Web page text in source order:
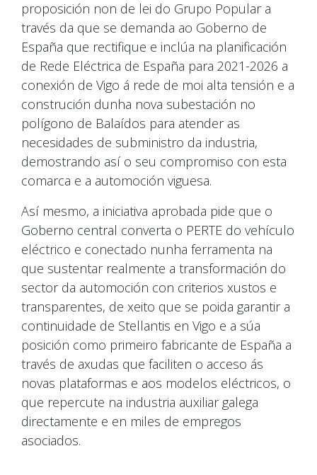
proposición non de lei do Grupo Popular a
través da que se demanda ao Goberno de
España que rectifique e inclúa na planificación
de Rede Eléctrica de España para 2021-2026 a
conexión de Vigo á rede de moi alta tensión e a
construción dunha nova subestación no
polígono de Balaídos para atender as
necesidades de subministro da industria,
demostrando así o seu compromiso con esta
comarca e a automoción viguesa.
Así mesmo, a iniciativa aprobada pide que o
Goberno central converta o PERTE do vehículo
eléctrico e conectado nunha ferramenta na
que sustentar realmente a transformación do
sector da automoción con criterios xustos e
transparentes, de xeito que se poida garantir a
continuidade de Stellantis en Vigo e a súa
posición como primeiro fabricante de España a
través de axudas que faciliten o acceso ás
novas plataformas e aos modelos eléctricos, o
que repercute na industria auxiliar galega
directamente e en miles de empregos
asociados.